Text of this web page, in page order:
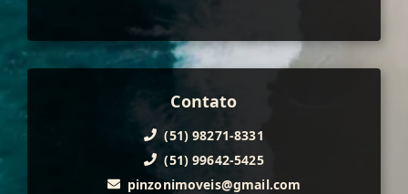
Contato
(51) 98271-8331
(51) 99642-5425
pinzonimoveis@gmail.com